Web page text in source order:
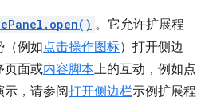
。它允许扩展程
（例如点击操作图标）打开侧边
页面或内容脚本上的互动，例如点
，请参阅打开侧边栏示例扩展程